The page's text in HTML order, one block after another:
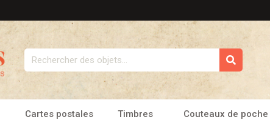
Rechercher
Cartes postales Timbres Couteaux de poche